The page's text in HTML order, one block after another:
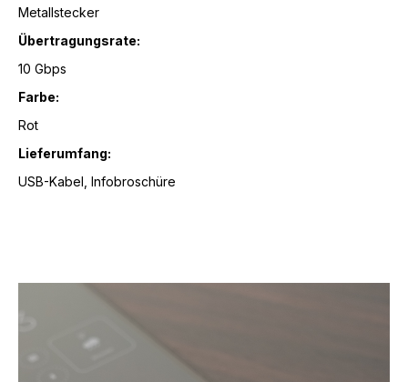
Metallstecker
Übertragungsrate:
10 Gbps
Farbe:
Rot
Lieferumfang:
USB-Kabel, Infobroschüre